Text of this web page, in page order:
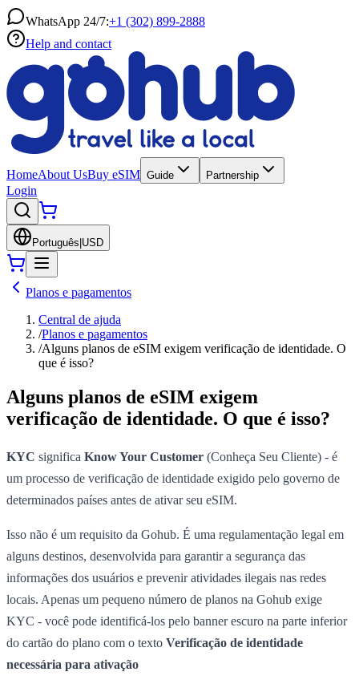
WhatsApp 24/7:+1 (302) 899-2888
Help and contact
HomeAbout UsBuy eSIM Guide Partnership
Login
Português USD
Planos e pagamentos
Central de ajuda
/Planos e pagamentos
/Alguns planos de eSIM exigem verificação de identidade. O
que é isso?
Alguns planos de eSIM exigem
verificação de identidade. O que é isso?
KYC significa Know Your Customer (Conheça Seu Cliente) - é
um processo de verificação de identidade exigido pelo governo de
determinados países antes de ativar seu eSIM.
Isso não é um requisito da Gohub. É uma regulamentação legal em
alguns destinos, desenvolvida para garantir a segurança das
informações dos usuários e prevenir atividades ilegais nas redes
locais. Apenas um pequeno número de planos na Gohub exige
KYC - você pode identificá-los pelo banner escuro na parte inferior
do cartão do plano com o texto Verificação de identidade
necessária para ativação